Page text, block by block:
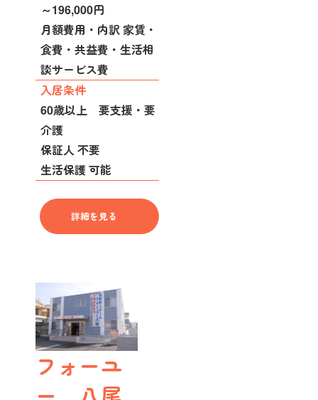
～196,000円
月額費用・内訳 家賃・
食費・共益費・生活相
談サービス費
入居条件
60歳以上 要支援・要
介護
保証人 不要
生活保護 可能
詳細を見る
フォーユ